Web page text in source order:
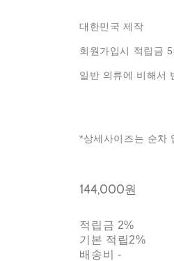
대한민국 제작
회원가입시 적립금
일반 의류에 비해서
*상세사이즈는 순차
144,000원
적립금 2%
기본 적립2%
배송비 -